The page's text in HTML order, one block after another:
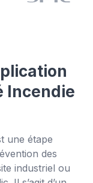
Incendie
une étape
des
industriel ou